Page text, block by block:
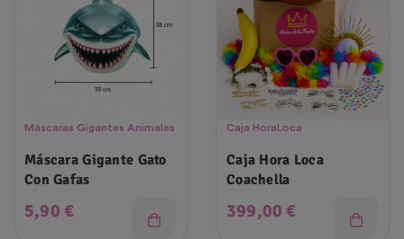
Máscaras Gigantes Animales
Máscara Gigante Gato
Con Gafas
Precio
5,90 €
Caja HoraLoca
Caja Hora Loca
Coachella
Precio
399,00 €